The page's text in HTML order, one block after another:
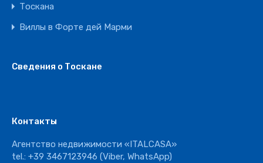
Тоскана
Виллы в Форте дей Марми
Сведения о Тоскане
Контакты
Агентство недвижимости «ITALCASA»
tel.: +39 3467123946 (Viber, WhatsApp)